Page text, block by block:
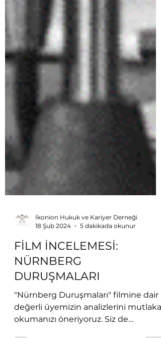
18 Şub 2024
5 dakikada okunur
FİLM İNCELEMESİ:
NÜRNBERG
DURUŞMALARI
"Nürnberg Duruşmaları" filmine dair
değerli üyemizin analizlerini mutlaka